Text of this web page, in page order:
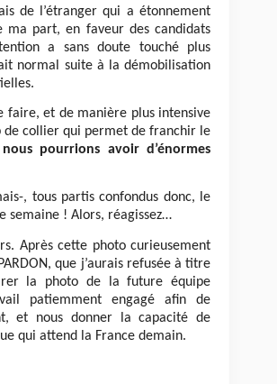
de l’étranger qui a étonnement
part, en faveur des candidats
a sans doute touché plus
normal suite à la démobilisation
faire, et de manière plus intensive
de collier qui permet de franchir le
nous pourrions avoir d’énormes
, tous partis confondus donc, le
semaine ! Alors, réagissez…
Après cette photo curieusement
que j’aurais refusée à titre
la photo de la future équipe
patiemment engagé afin de
et nous donner la capacité de
qui attend la France demain.